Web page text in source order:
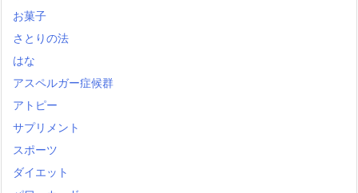
お菓子
さとりの法
はな
アスペルガー症候群
アトピー
サプリメント
スポーツ
ダイエット